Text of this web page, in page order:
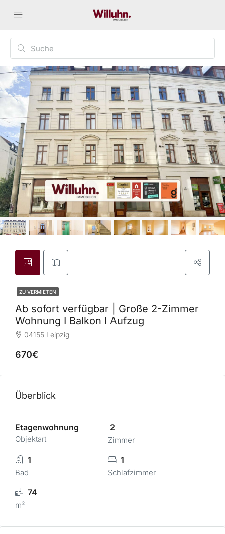
ZU VERMIETEN
Ab sofort verfügbar | Große 2-Zimmer
Wohnung I Balkon I Aufzug
04155 Leipzig
670€
Überblick
Etagenwohnung
Objektart
2
Zimmer
1
Bad
1
Schlafzimmer
74
m²